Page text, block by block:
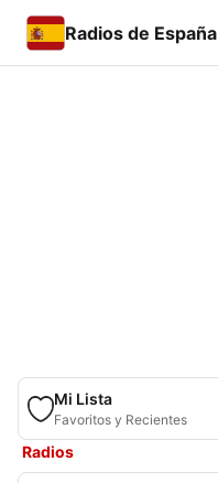
Radios de España
Mi Lista
Favoritos y Recientes
Radios